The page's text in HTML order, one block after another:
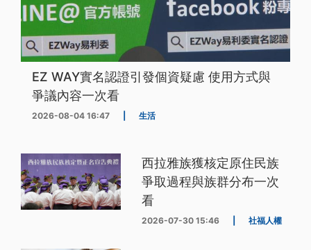
EZ WAY實名認證引發個資疑慮 使用方式與
爭議內容一次看
2026-08-04 16:47 生活
西拉雅族獲核定原住民族
爭取過程與族群分布一次
看
2026-07-30 15:46 社福人權